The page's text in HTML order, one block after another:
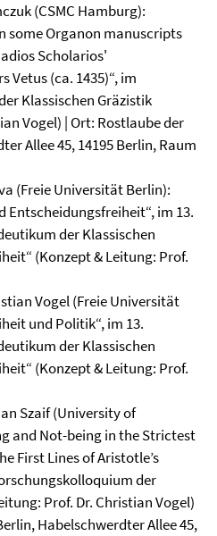
(CSMC Hamburg):
some Organon manuscripts
Scholarios'
Vetus (ca. 1435)“, im
Klassischen Gräzistik
Vogel) | Ort: Rostlaube der
Allee 45, 14195 Berlin, Raum
(Freie Universität Berlin):
Entscheidungsfreiheit“, im 13.
der Klassischen
(Konzept & Leitung: Prof.
Vogel (Freie Universität
und Politik“, im 13.
der Klassischen
(Konzept & Leitung: Prof.
Szaif (University of
and Not-being in the Strictest
First Lines of Aristotle’s
der
Prof. Dr. Christian Vogel)
Habelschwerdter Allee 45,